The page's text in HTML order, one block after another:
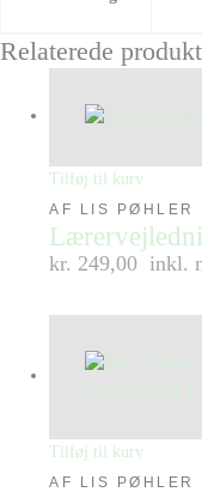
Relaterede
Tilføj til kurv
AF LIS PØHLER
kr. 249,00 inkl.
Tilføj til kurv
AF LIS PØHLER